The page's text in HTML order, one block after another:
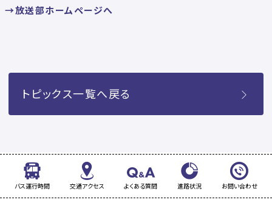
→放送部ホームページへ
トピックス一覧へ戻る
バス運行時間 交通アクセス よくある質問 進路状況 お問い合わせ